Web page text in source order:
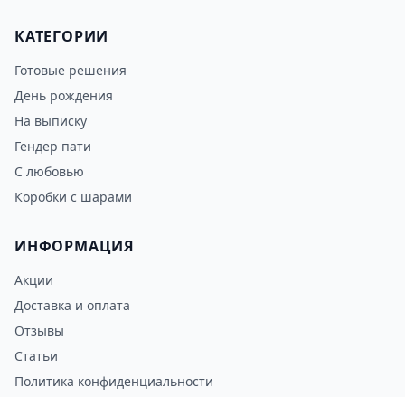
КАТЕГОРИИ
Готовые решения
День рождения
На выписку
Гендер пати
С любовью
Коробки с шарами
ИНФОРМАЦИЯ
Акции
Доставка и оплата
Отзывы
Статьи
Политика конфиденциальности